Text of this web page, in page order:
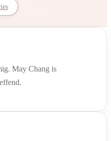
May Chang is